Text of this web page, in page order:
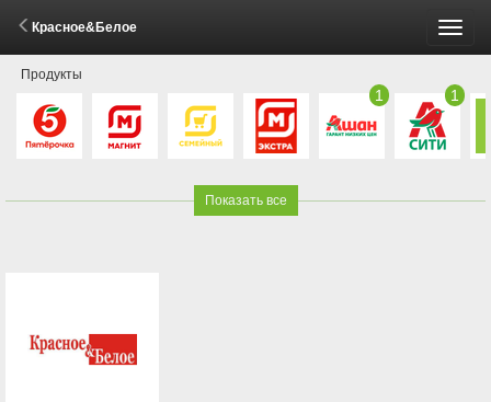
меню
Красное&Белое
Продукты
1 1
Показать все